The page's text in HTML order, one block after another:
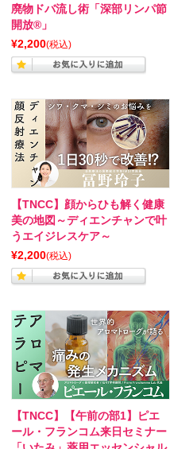
廃物ドバ流し術「深部リンパ節
開放®」
¥2,200(税込)
【TNCC】顔からひも解く健康
美の地図～ディエンチャンで叶
うエイジレスケア～
¥2,200(税込)
【TNCC】【午前の部1】ピエ
ール・フランコム来日セミナー